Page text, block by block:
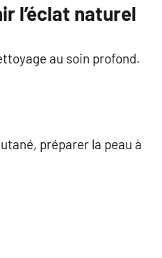
l’éclat naturel
au soin profond.
préparer la peau à